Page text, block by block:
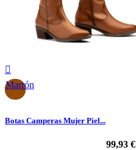

Marrón
Botas Camperas Mujer Piel...
99,93 €